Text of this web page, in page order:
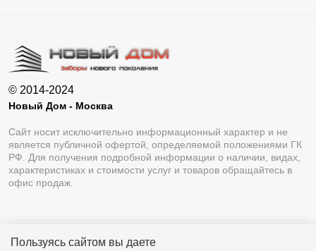
Пользуясь сайтом вы даете
© 2014-2024
Новый Дом - Москва
Сайт носит исключительно информационный характер и не
является публичной офертой, определяемой положениями ГК
РФ. Для получения подробной информации о наличии, видах,
характеристиках и стоимости услуг и товаров обращайтесь в
офис продаж.
Разработка сайтаLukevium